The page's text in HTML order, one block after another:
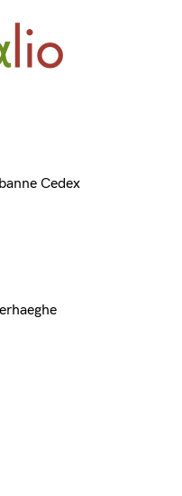
Cedex